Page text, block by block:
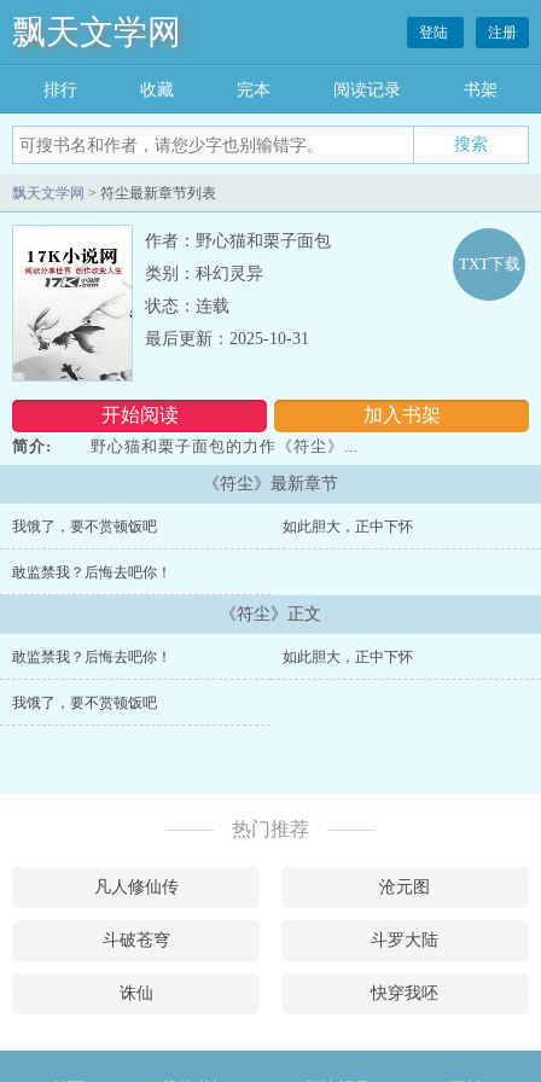
飘天文学网 登陆 注册
排行 收藏 完本 阅读记录 书架
飘天文学网 > 符尘最新章节列表
作者：野心猫和栗子面包
类别：科幻灵异
状态：连载
开始阅读 加入书架
TXT下载
最后更新：2025-10-31
简介: 野心猫和栗子面包的力作《符尘》...
《符尘》最新章节
我饿了，要不赏顿饭吧 如此胆大，正中下怀
敢监禁我？后悔去吧你！
《符尘》正文
敢监禁我？后悔去吧你！ 如此胆大，正中下怀
我饿了，要不赏顿饭吧
热门推荐
凡人修仙传 沧元图
斗破苍穹 斗罗大陆
诛仙 快穿我呸